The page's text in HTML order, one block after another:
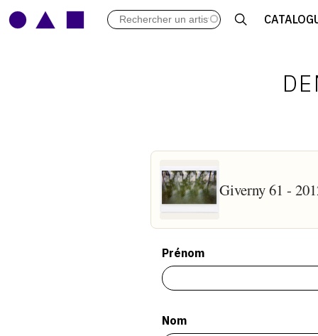
ARCHIVES DES EXPOSITIONS
LIBRAIRIE : LIVRES &
LEXIQUE ARTISTIQUE
Giverny 61 -
Prénom
Nom